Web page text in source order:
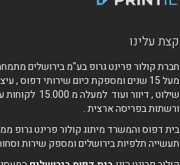
קצת עלינו
חברת קולור פרינט גרופ בע"מ בירושלים
מעל 15 שנים ומספקת כיום שירותי דפוס ,
שילוט , דיוור ועוד
ורשתות בפריסה ארצית .
בית דפוס והמשרד מיתוג קולור פרינט גרופ
תעשייה תלפיות בירושלים ומספק שירות